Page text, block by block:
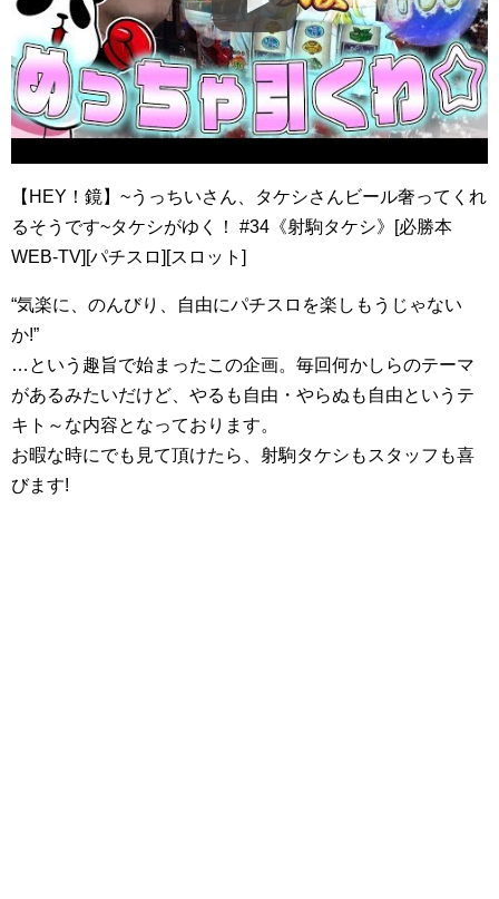
【HEY！鏡】~うっちいさん、タケシさんビール奢ってくれ
るそうです~タケシがゆく！ #34《射駒タケシ》[必勝本
WEB-TV][パチスロ][スロット]
“気楽に、のんびり、自由にパチスロを楽しもうじゃない
か!”
…という趣旨で始まったこの企画。毎回何かしらのテーマ
があるみたいだけど、やるも自由・やらぬも自由というテ
キト～な内容となっております。
お暇な時にでも見て頂けたら、射駒タケシもスタッフも喜
びます!